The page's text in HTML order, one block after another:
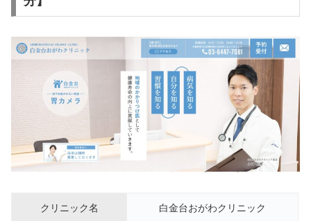
クリニック名 白金台おがわクリニック